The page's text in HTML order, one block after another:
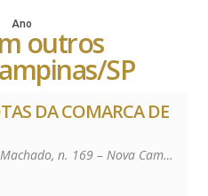
Ano
outros
SP
DA COMARCA DE
Av. Dr. Jesuíno Marcondes Machado, n. 169 – Nova Campinas – 13092-108